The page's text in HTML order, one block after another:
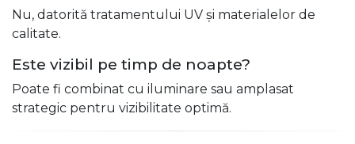
Nu, datorită tratamentului UV și materialelor de
calitate.
Este vizibil pe timp de noapte?
Poate fi combinat cu iluminare sau amplasat
strategic pentru vizibilitate optimă.